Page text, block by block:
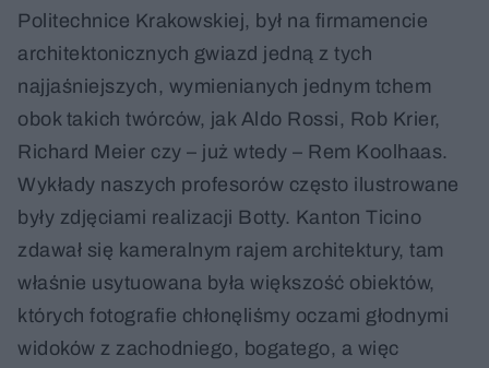
Politechnice Krakowskiej, był na firmamencie
architektonicznych gwiazd jedną z tych
najjaśniejszych, wymienianych jednym tchem
obok takich twórców, jak Aldo Rossi, Rob Krier,
Richard Meier czy – już wtedy – Rem Koolhaas.
Wykłady naszych profesorów często ilustrowane
były zdjęciami realizacji Botty. Kanton Ticino
zdawał się kameralnym rajem architektury, tam
właśnie usytuowana była większość obiektów,
których fotografie chłonęliśmy oczami głodnymi
widoków z zachodniego, bogatego, a więc